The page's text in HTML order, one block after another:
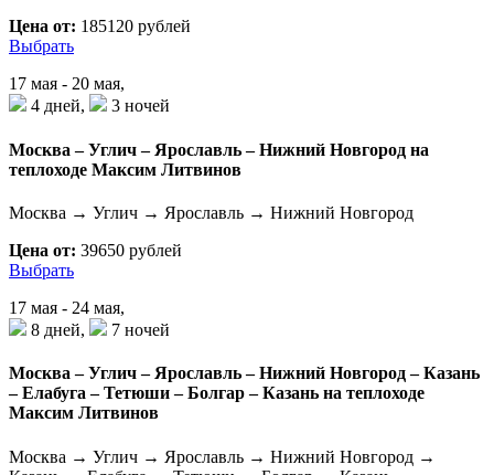
Цена от: 185120 рублей
Выбрать
17 мая - 20 мая,
4 дней,
3 ночей
Москва – Углич – Ярославль – Нижний Новгород на
теплоходе Максим Литвинов
Москва → Углич → Ярославль → Нижний Новгород
Цена от: 39650 рублей
Выбрать
17 мая - 24 мая,
8 дней,
7 ночей
Москва – Углич – Ярославль – Нижний Новгород – Казань
– Елабуга – Тетюши – Болгар – Казань на теплоходе
Максим Литвинов
Москва → Углич → Ярославль → Нижний Новгород →